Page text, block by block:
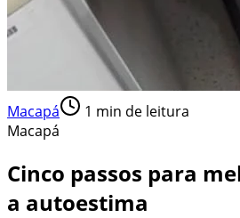
Macapá 1 min de leitura
Macapá
Cinco passos para
a autoestima